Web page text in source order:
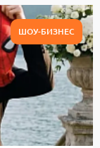
ШОУ-БИЗНЕС